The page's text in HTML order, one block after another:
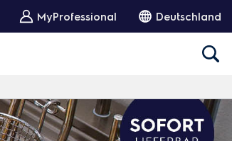
MyProfessional Deutschland